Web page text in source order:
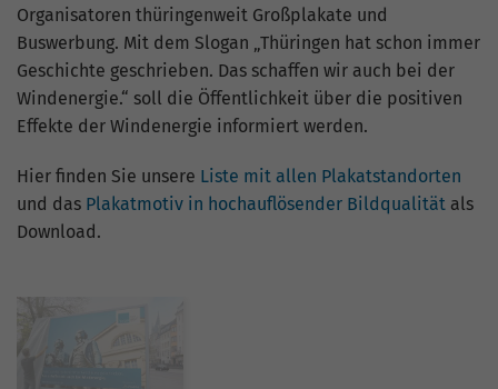
Organisatoren thüringenweit Großplakate und
Buswerbung. Mit dem Slogan „Thüringen hat schon immer
Geschichte geschrieben. Das schaffen wir auch bei der
Windenergie.“ soll die Öffentlichkeit über die positiven
Effekte der Windenergie informiert werden.
Hier finden Sie unsere Liste mit allen Plakatstandorten
und das Plakatmotiv in hochauflösender Bildqualität als
Download.